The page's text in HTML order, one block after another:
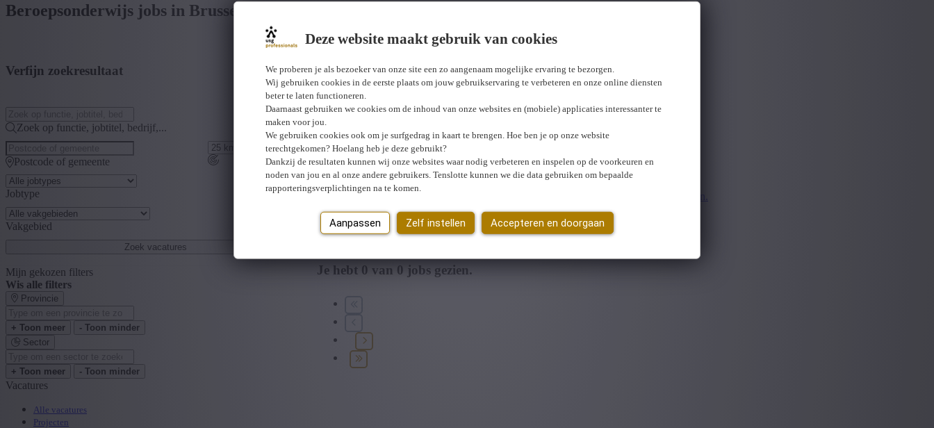
Deze website maakt gebruik van cookies
We proberen je als bezoeker van onze site een zo aangenaam mogelijke ervaring te bezorgen.
Wij gebruiken cookies in de eerste plaats om jouw gebruikservaring te verbeteren en onze online diensten
beter te laten functioneren.
Daarnaast gebruiken we cookies om de inhoud van onze websites en (mobiele) applicaties interessanter te
maken voor jou.
We gebruiken cookies ook om je surfgedrag in kaart te brengen. Hoe ben je op onze website
terechtgekomen? Hoelang heb je deze gebruikt?
Dankzij de resultaten kunnen wij onze websites waar nodig verbeteren en inspelen op de voorkeuren en
noden van jou en al onze andere gebruikers. Tenslotte kunnen we die data gebruiken om bepaalde
rapporteringsverplichtingen na te komen.
Aanpassen Zelf instellen Accepteren en doorgaan
Beroepsonderwijs jobs in Brussels Hoofdstedelijk Gewest
Verfijn zoekresultaat
Zoek op functie, jobtitel, bedrijf,...
Postcode of gemeente
Jobtype
Vakgebied
Zoek vacatures
Mijn gekozen filters
Wis alle filters
Provincie
+ Toon meer
- Toon minder
Sector
+ Toon meer - Toon minder
Wij hebben0 jobs voor jou gevonden. job voor jou gevonden
U hebt geen toegang tot deze pagina of bent niet langer aangemeld.
Er is een fout opgetreden. Gelieve later opnieuw te proberen.Sluiten
Je hebt 0 van 0 jobs gezien.
Vacatures
Alle vacatures
Projecten